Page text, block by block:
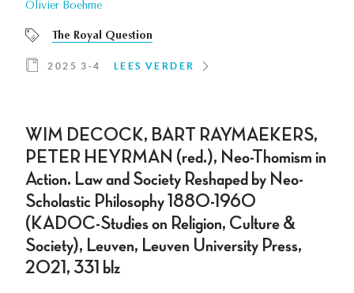
Olivier Boehme
The Royal Question
2025 3-4 LEES VERDER
WIM DECOCK, BART RAYMAEKERS,
PETER HEYRMAN (red.), Neo-Thomism in
Action. Law and Society Reshaped by Neo-
Scholastic Philosophy 1880-1960
(KADOC-Studies on Religion, Culture &
Society), Leuven, Leuven University Press,
2021, 331 blz